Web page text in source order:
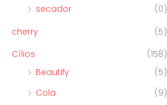
secador
(0)
cherry
(5)
Cílios
(158)
Beautify
(5)
Cola
(9)